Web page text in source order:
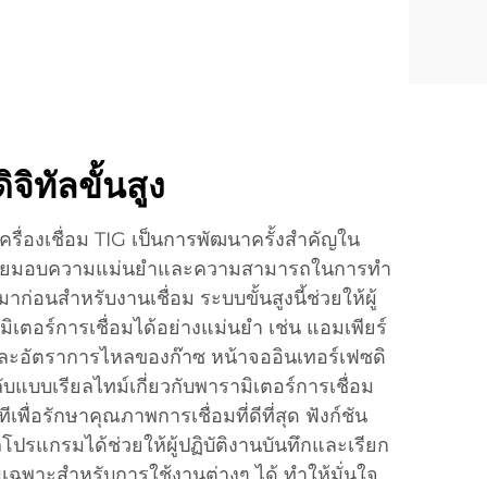
จิทัลขั้นสูง
รื่องเชื่อม TIG เป็นการพัฒนาครั้งสำคัญใน
มอบความแม่นยำและความสามารถในการทำ
าก่อนสำหรับงานเชื่อม ระบบขั้นสูงนี้ช่วยให้ผู้
ตอร์การเชื่อมได้อย่างแม่นยำ เช่น แอมเพียร์
อัตราการไหลของก๊าซ หน้าจออินเทอร์เฟซดิ
บบเรียลไทม์เกี่ยวกับพารามิเตอร์การเชื่อม
เพื่อรักษาคุณภาพการเชื่อมที่ดีที่สุด ฟังก์ชัน
ปรแกรมได้ช่วยให้ผู้ปฏิบัติงานบันทึกและเรียก